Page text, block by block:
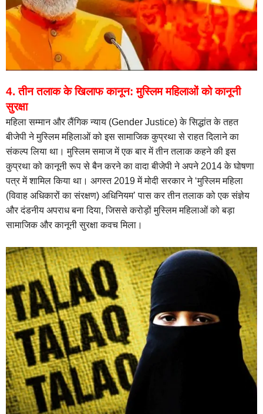
4. तीन तलाक के खिलाफ कानून: मुस्लिम महिलाओं को कानूनी
सुरक्षा
महिला सम्मान और लैंगिक न्याय (Gender Justice) के सिद्धांत के तहत
बीजेपी ने मुस्लिम महिलाओं को इस सामाजिक कुप्रथा से राहत दिलाने का
संकल्प लिया था। मुस्लिम समाज में एक बार में तीन तलाक कहने की इस
कुप्रथा को कानूनी रूप से बैन करने का वादा बीजेपी ने अपने 2014 के घोषणा
पत्र में शामिल किया था। अगस्त 2019 में मोदी सरकार ने ‘मुस्लिम महिला
(विवाह अधिकारों का संरक्षण) अधिनियम’ पास कर तीन तलाक को एक संज्ञेय
और दंडनीय अपराध बना दिया, जिससे करोड़ों मुस्लिम महिलाओं को बड़ा
सामाजिक और कानूनी सुरक्षा कवच मिला।